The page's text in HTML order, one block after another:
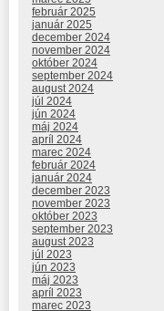
február 2025
január 2025
december 2024
november 2024
október 2024
september 2024
august 2024
júl 2024
jún 2024
máj 2024
apríl 2024
marec 2024
február 2024
január 2024
december 2023
november 2023
október 2023
september 2023
august 2023
júl 2023
jún 2023
máj 2023
apríl 2023
marec 2023